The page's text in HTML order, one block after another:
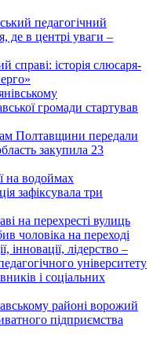
педагогічний
де в центрі уваги –
справі: історія слюсаря-
громади стартував
Полтавщини передали
закупила 23
на водоймах
зафіксувала три
на перехресті вулиць
чоловіка на переході
інновації, лідерство –
університету
і соціальних
районі ворожий
підприємства